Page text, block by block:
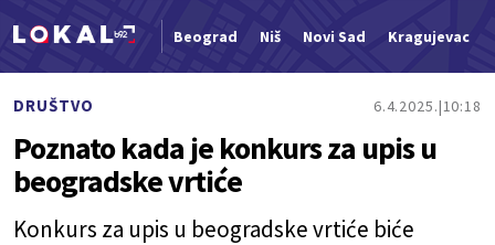
Beograd Niš Novi Sad Kragujevac
DRUŠTVO 6.4.2025. 10:18
Poznato kada je konkurs za upis u
beogradske vrtiće
Konkurs za upis u beogradske vrtiće biće